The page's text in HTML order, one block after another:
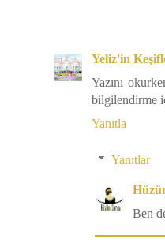
Yeliz'in
Yazını
bilgilendirme
Yanıtla
Yanıtlar
Ben